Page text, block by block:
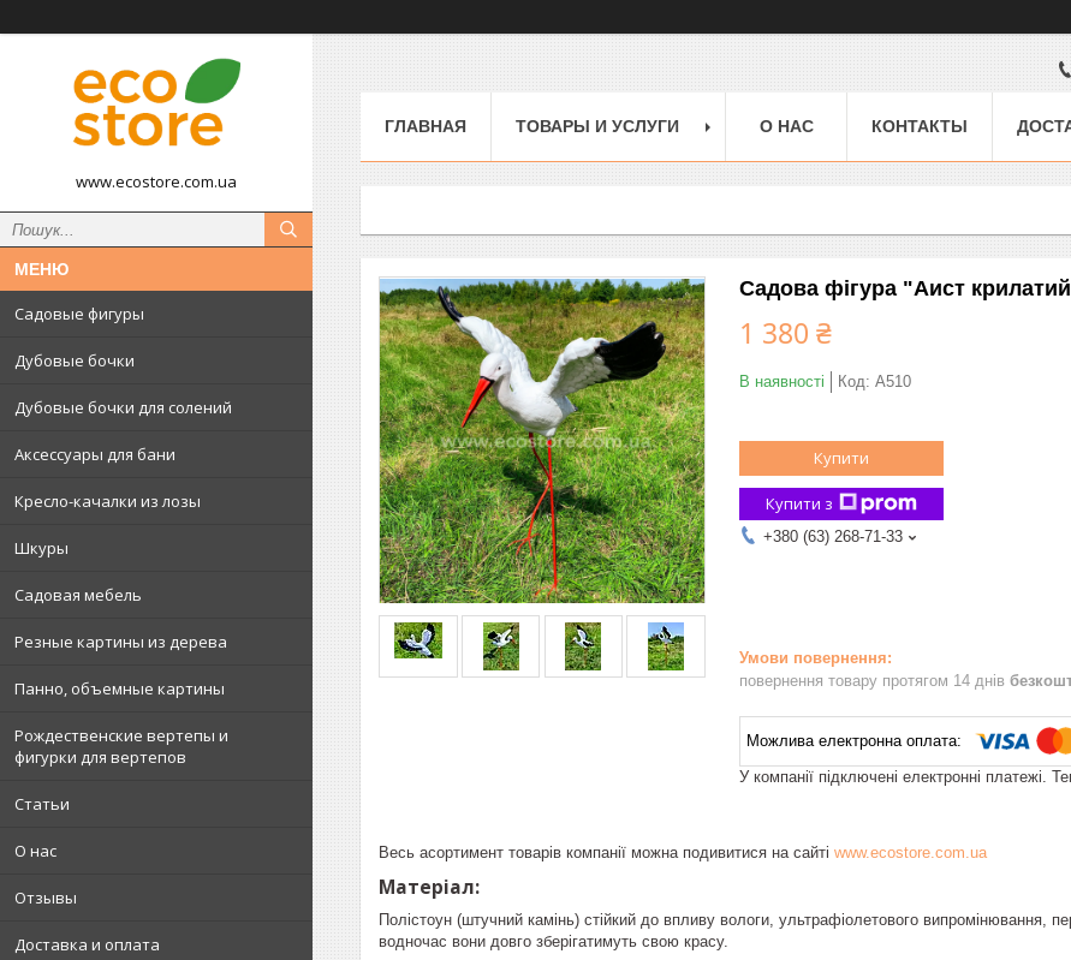
www.ecostore.com.ua
Садовые фигуры
Дубовые бочки
Дубовые бочки для солений
Аксессуары для бани
Кресло-качалки из лозы
Шкуры
Садовая мебель
Резные картины из дерева
Панно, объемные картины
Рождественские вертепы и
фигурки для вертепов
Статьи
О нас
Отзывы
Доставка и оплата
ГЛАВНАЯ ТОВАРЫ И УСЛУГИ О НАС КОНТАКТЫ
Садова фігура "Аист
1 380 ₴
В наявності Код: A510
Купити
Купити з
+380 (63) 268-71-33
повернення товару протягом 14 днів
У компанії підключені електронні платежі.
Весь асортимент товарів компанії можна подивитися на сайті www.ecostore.com.ua
Матеріал:
Полістоун (штучний камінь) стійкий до впливу вологи, ультрафіолетового випромінювання,
водночас вони довго зберігатимуть свою красу.